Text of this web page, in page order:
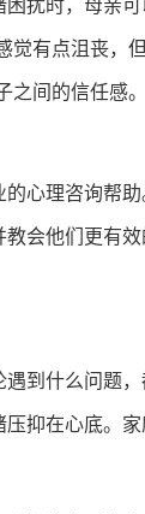
扰时，母亲
觉有点沮丧，
间的信任感。
心理咨询帮
会他们更有
到什么问题
抑在心底。